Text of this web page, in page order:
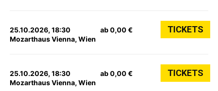
25.10.2026, 18:30
Mozarthaus Vienna, Wien
ab 0,00 € TICKETS
25.10.2026, 18:30
Mozarthaus Vienna, Wien
ab 0,00 € TICKETS